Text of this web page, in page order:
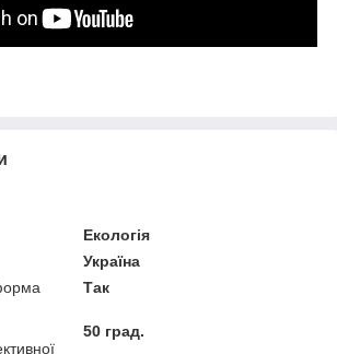
Екологія
Україна
Так
50 град.